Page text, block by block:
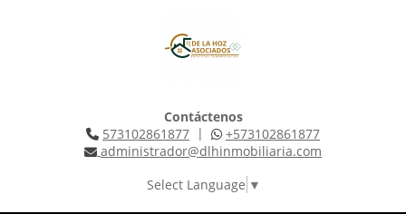
Contáctenos
573102861877 |
+573102861877
administrador@dlhinmobiliaria.com
Select Language ▼